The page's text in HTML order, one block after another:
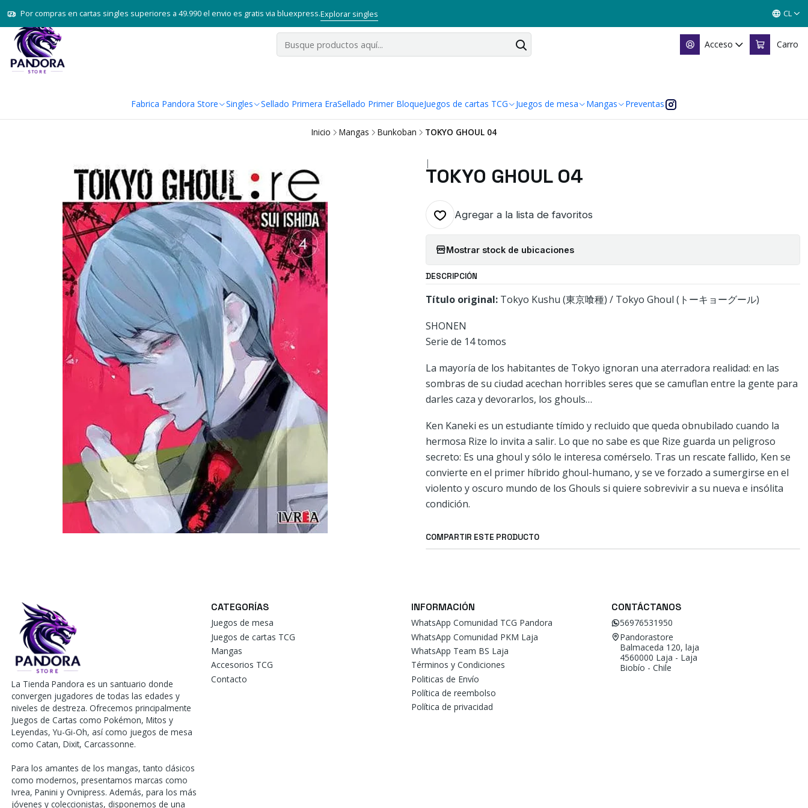
Acceso Carro
Fabrica Pandora Store Singles Sellado Primera EraSellado Primer BloqueJuegos de cartas TCG Juegos de mesa Mangas Preventas
Por compras en cartas singles superiores a 49.990 el envio es gratis via bluexpress.Explorar singles CL
Inicio Mangas Bunkoban TOKYO GHOUL 04
|
TOKYO GHOUL 04
Agregar a la lista de favoritos
Mostrar stock de ubicaciones
DESCRIPCIÓN
Título original: Tokyo Kushu (東京喰種) / Tokyo Ghoul (トーキョーグール)
SHONEN
Serie de 14 tomos
La mayoría de los habitantes de Tokyo ignoran una aterradora realidad: en las
sombras de su ciudad acechan horribles seres que se camuflan entre la gente para
darles caza y devorarlos, los ghouls…
Ken Kaneki es un estudiante tímido y recluido que queda obnubilado cuando la
hermosa Rize lo invita a salir. Lo que no sabe es que Rize guarda un peligroso
secreto: Es una ghoul y sólo le interesa comérselo. Tras un rescate fallido, Ken se
convierte en el primer híbrido ghoul-humano, y se ve forzado a sumergirse en el
violento y oscuro mundo de los Ghouls si quiere sobrevivir a su nueva e insólita
condición.
COMPARTIR ESTE PRODUCTO
La Tienda Pandora es un santuario donde
convergen jugadores de todas las edades y
niveles de destreza. Ofrecemos principalmente
Juegos de Cartas como Pokémon, Mitos y
Leyendas, Yu-Gi-Oh, así como juegos de mesa
como Catan, Dixit, Carcassonne.
Para los amantes de los mangas, tanto clásicos
como modernos, presentamos marcas como
Ivrea, Panini y Ovnipress. Además, para los más
jóvenes y coleccionistas, disponemos de una
CATEGORÍAS
Juegos de mesa
Juegos de cartas TCG
Mangas
Accesorios TCG
Contacto
INFORMACIÓN
WhatsApp Comunidad TCG Pandora
WhatsApp Comunidad PKM Laja
WhatsApp Team BS Laja
Términos y Condiciones
Politicas de Envío
Política de reembolso
Política de privacidad
CONTÁCTANOS
56976531950
Pandorastore
Balmaceda 120, laja
4560000 Laja - Laja
Biobío - Chile